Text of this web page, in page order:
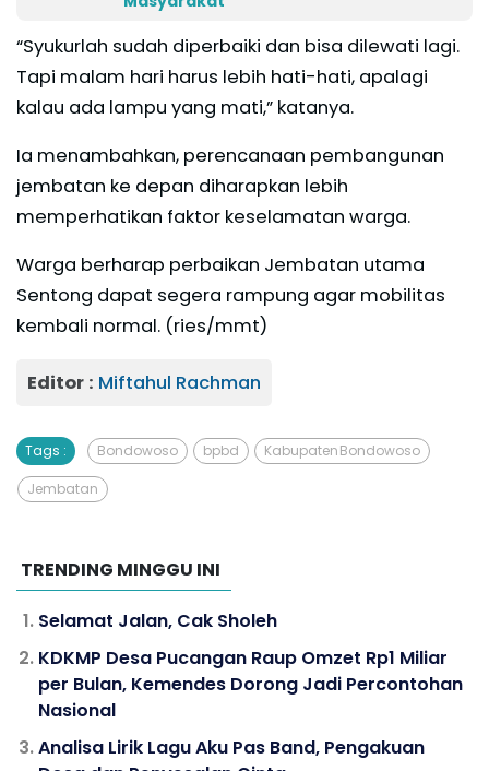
“Syukurlah sudah diperbaiki dan bisa dilewati lagi.
Tapi malam hari harus lebih hati-hati, apalagi
kalau ada lampu yang mati,” katanya.
Ia menambahkan, perencanaan pembangunan
jembatan ke depan diharapkan lebih
memperhatikan faktor keselamatan warga.
Warga berharap perbaikan Jembatan utama
Sentong dapat segera rampung agar mobilitas
kembali normal. (ries/mmt)
Editor : Miftahul Rachman
Tags : Bondowoso bpbd Kabupaten Bondowoso
Jembatan
TRENDING MINGGU INI
Selamat Jalan, Cak Sholeh
KDKMP Desa Pucangan Raup Omzet Rp1 Miliar
per Bulan, Kemendes Dorong Jadi Percontohan
Nasional
Analisa Lirik Lagu Aku Pas Band, Pengakuan